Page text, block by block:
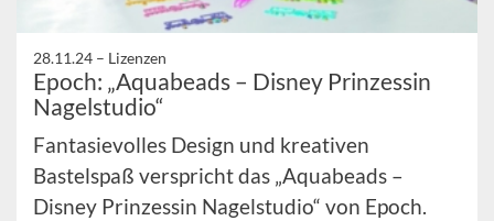
28.11.24 – Lizenzen
Epoch: „Aquabeads – Disney Prinzessin
Nagelstudio“
Fantasievolles Design und kreativen
Bastelspaß verspricht das „Aquabeads –
Disney Prinzessin Nagelstudio“ von Epoch.